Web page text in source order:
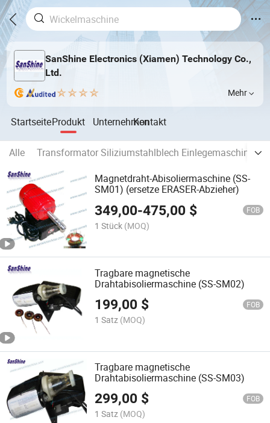
SanShine Electronics (Xiamen) Technology Co.,
Ltd.
Mehr
StartseiteProdukt UnternehmenKontakt
Alle Transformator Siliziumstahlblech Einlegemaschine
Magnetdraht-Abisoliermaschine (SS-
SM01) (ersetze ERASER-Abzieher)
349,00-475,00 $ FOB
1 Stück (MOQ)
Tragbare magnetische
Drahtabisoliermaschine (SS-SM02)
199,00 $ FOB
1 Satz (MOQ)
Tragbare magnetische
Drahtabisoliermaschine (SS-SM03)
299,00 $ FOB
1 Satz (MOQ)